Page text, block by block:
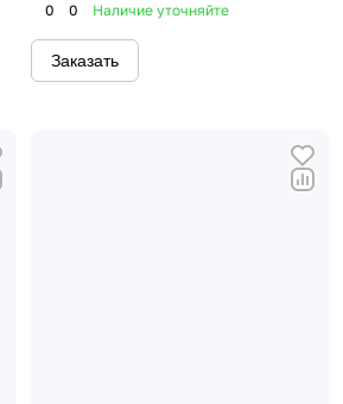
0 0 Наличие уточняйте
Заказать